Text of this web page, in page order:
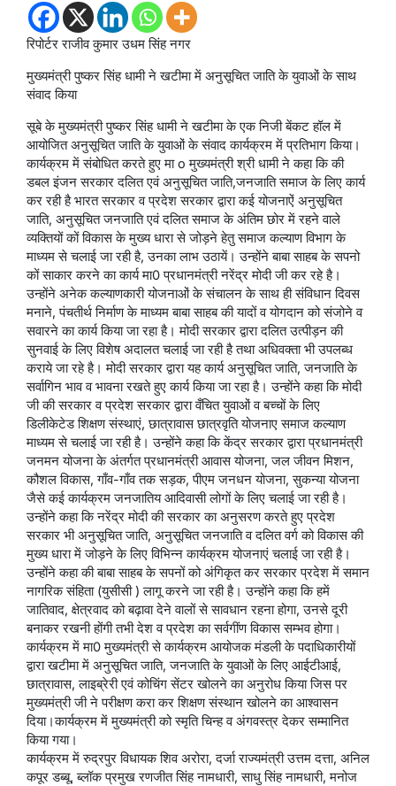
रिपोर्टर राजीव कुमार उधम सिंह नगर
मुख्यमंत्री पुष्कर सिंह धामी ने खटीमा में अनुसूचित जाति के युवाओं के साथ
संवाद किया
सूबे के मुख्यमंत्री पुष्कर सिंह धामी ने खटीमा के एक निजी बेंकट हॉल में
आयोजित अनुसूचित जाति के युवाओं के संवाद कार्यक्रम में प्रतिभाग किया।
कार्यक्रम में संबोधित करते हुए मा o मुख्यमंत्री श्री धामी ने कहा कि की
डबल इंजन सरकार दलित एवं अनुसूचित जाति,जनजाति समाज के लिए कार्य
कर रही है भारत सरकार व प्रदेश सरकार द्वारा कई योजनाऐं अनुसूचित
जाति, अनुसूचित जनजाति एवं दलित समाज के अंतिम छोर में रहने वाले
व्यक्तियों कों विकास के मुख्य धारा से जोड़ने हेतु समाज कल्याण विभाग के
माध्यम से चलाई जा रही है, उनका लाभ उठायें। उन्होंने बाबा साहब के सपनो
कों साकार करने का कार्य मा0 प्रधानमंत्री नरेंद्र मोदी जी कर रहे है।
उन्होंने अनेक कल्याणकारी योजनाओं के संचालन के साथ ही संविधान दिवस
मनाने, पंचतीर्थ निर्माण के माध्यम बाबा साहब की यादों व योगदान को संजोने व
सवारने का कार्य किया जा रहा है। मोदी सरकार द्वारा दलित उत्पीड़न की
सुनवाई के लिए विशेष अदालत चलाई जा रही है तथा अधिवक्ता भी उपलब्ध
कराये जा रहे है। मोदी सरकार द्वारा यह कार्य अनुसूचित जाति, जनजाति के
सर्वागिन भाव व भावना रखते हुए कार्य किया जा रहा है। उन्होंने कहा कि मोदी
जी की सरकार व प्रदेश सरकार द्वारा वँचित युवाओं व बच्चों के लिए
डिलीकेटेड शिक्षण संस्थाएं, छात्रावास छात्रवृति योजनाए समाज कल्याण
माध्यम से चलाई जा रही है। उन्होंने कहा कि केंद्र सरकार द्वारा प्रधानमंत्री
जनमन योजना के अंतर्गत प्रधानमंत्री आवास योजना, जल जीवन मिशन,
कौशल विकास, गाँव-गाँव तक सड़क, पीएम जनधन योजना, सुकन्या योजना
जैसे कई कार्यक्रम जनजातिय आदिवासी लोगों के लिए चलाई जा रही है।
उन्होंने कहा कि नरेंद्र मोदी की सरकार का अनुसरण करते हुए प्रदेश
सरकार भी अनुसूचित जाति, अनुसूचित जनजाति व दलित वर्ग को विकास की
मुख्य धारा में जोड़ने के लिए विभिन्न कार्यक्रम योजनाएं चलाई जा रही है।
उन्होंने कहा की बाबा साहब के सपनों को अंगिकृत कर सरकार प्रदेश में समान
नागरिक संहिता (युसीसी ) लागू करने जा रही है। उन्होंने कहा कि हमें
जातिवाद, क्षेत्रवाद को बढ़ावा देने वालों से सावधान रहना होगा, उनसे दूरी
बनाकर रखनी होंगी तभी देश व प्रदेश का सर्वगींण विकास सम्भव होगा।
कार्यक्रम में मा0 मुख्यमंत्री से कार्यक्रम आयोजक मंडली के पदाधिकारीयों
द्वारा खटीमा में अनुसूचित जाति, जनजाति के युवाओं के लिए आईटीआई,
छात्रावास, लाइब्रेरी एवं कोचिंग सेंटर खोलने का अनुरोध किया जिस पर
मुख्यमंत्री जी ने परीक्षण करा कर शिक्षण संस्थान खोलने का आश्वासन
दिया।कार्यक्रम में मुख्यमंत्री को स्मृति चिन्ह व अंगवस्त्र देकर सम्मानित
किया गया।
कार्यक्रम में रुद्रपुर विधायक शिव अरोरा, दर्जा राज्यमंत्री उत्तम दत्ता, अनिल
कपूर डब्बू, ब्लॉक प्रमुख रणजीत सिंह नामधारी, साधु सिंह नामधारी, मनोज